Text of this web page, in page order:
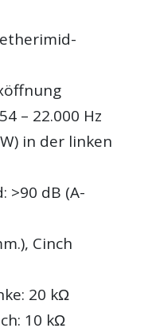
– 22.000 Hz
in der linken
>90 dB (A-
Cinch
20 kΩ
10 kΩ